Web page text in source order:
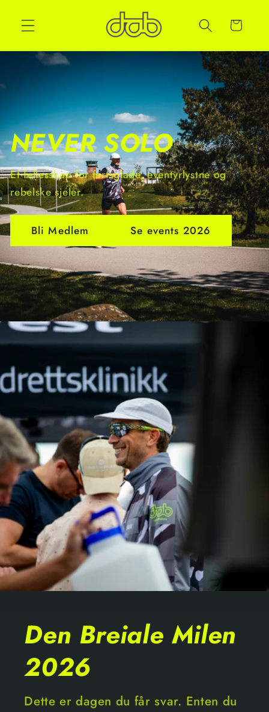
Handlekurv
NEVER SOLO
Et fellesskap for fartsglade, eventyrlystne og
rebelske sjeler.
Bli Medlem Se events 2026
Den Breiale Milen
2026
Dette er dagen du får svar. Enten du